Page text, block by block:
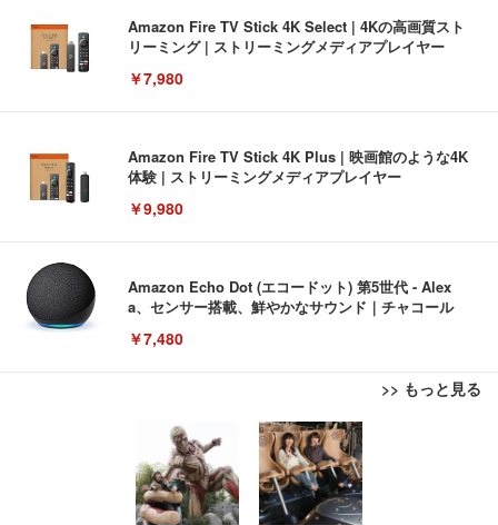
Amazon Fire TV Stick 4K Select | 4Kの高画質スト
リーミング | ストリーミングメディアプレイヤー
￥7,980
Amazon Fire TV Stick 4K Plus | 映画館のような4K
体験 | ストリーミングメディアプレイヤー
￥9,980
Amazon Echo Dot (エコードット) 第5世代 - Alex
a、センサー搭載、鮮やかなサウンド｜チャコール
￥7,480
>> もっと見る
[EdoErgo] オフィスチェア 椅子 テレワーク 疲れな
い 跳ね上げ式アームレスト コンパクト 約105度ロッ
キング pc 事務椅子 360度回転 座面昇降 強化ナイロ
ン樹脂ベース 通気性メッシュ 在宅ワーク H-WY01
(黒網+黒枠+黒足)
￥5,699
EIZO ビジネス向けプレミアムモニター | FlexScan
EV3240X-WT | 31.5型4K UHD・USB Type-C・ホワ
イト
￥105,595
Amazonベーシック ペットシーツ 薄型 レギュラー 1
回使い捨て 無香料 ホワイト 300枚
￥3,373